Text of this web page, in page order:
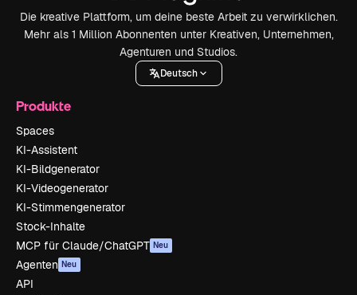
Die kreative Plattform, um deine beste Arbeit zu verwirklichen.
Mehr als 1 Million Abonnenten unter Kreativen, Unternehmen,
Agenturen und Studios.
Deutsch
Produkte
Spaces
KI-Assistent
KI-Bildgenerator
KI-Videogenerator
KI-Stimmengenerator
Stock-Inhalte
MCP für Claude/ChatGPT Neu
Agenten Neu
API